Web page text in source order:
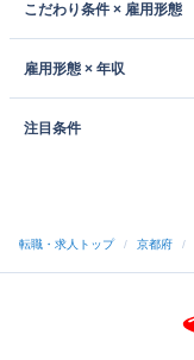
こだわり条件 × 雇用形態
雇用形態 × 年収
注目条件
転職・求人トップ / 京都府 /